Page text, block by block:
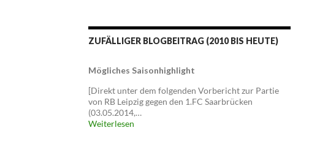
ZUFÄLLIGER BLOGBEITRAG (2010 BIS HEUTE)
Mögliches Saisonhighlight
[Direkt unter dem folgenden Vorbericht zur Partie
von RB Leipzig gegen den 1.FC Saarbrücken
(03.05.2014,…
Weiterlesen